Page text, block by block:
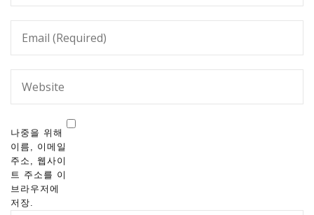
나중을 위해
이름, 이메일
주소, 웹사이
트 주소를 이
브라우저에
저장.